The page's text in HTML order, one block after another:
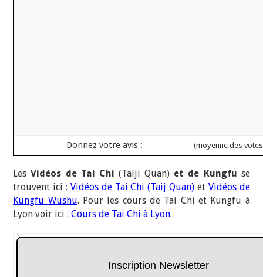
Donnez votre avis : (moyenne des
LesVidéos de Tai Chi (Taiji Quan) et de Kungfu se
trouvent ici : Vidéos de Tai Chi (Taij Quan) et Vidéos de
Kungfu Wushu. Pour les cours de Tai Chi et Kungfu à
Lyon voir ici :Cours de Tai Chi à Lyon.
Inscription Newsletter